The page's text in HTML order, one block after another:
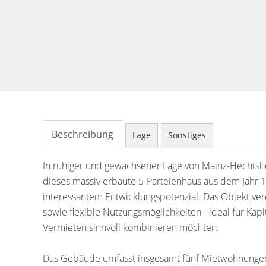
Beschreibung Lage Sonstiges
In ruhiger und gewachsener Lage von Mainz-
dieses massiv erbaute 5-Parteienhaus aus dem
interessantem Entwicklungspotenzial. Das Objekt
sowie flexible Nutzungsmöglichkeiten - ideal für
Vermieten sinnvoll kombinieren möchten.
Das Gebäude umfasst insgesamt fünf